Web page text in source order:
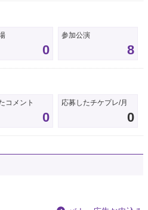
0
参加公演
8
コメント
0
応募したチケプレ/月
0